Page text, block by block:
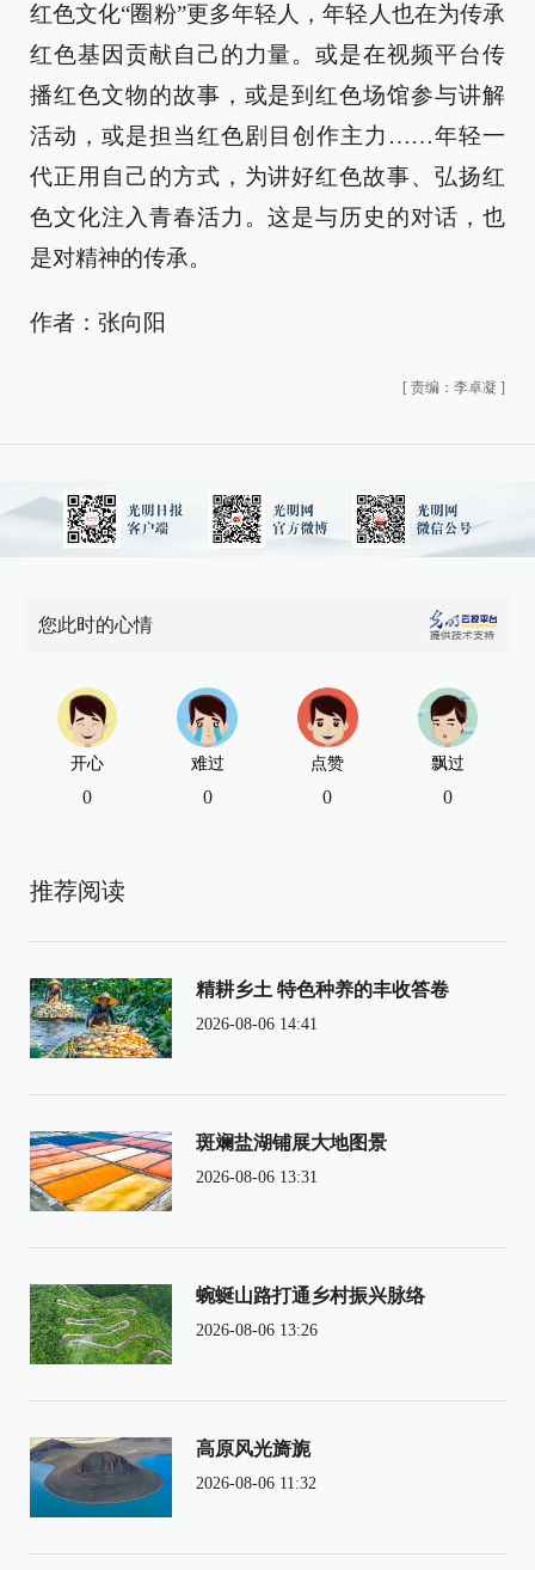
红色文化“圈粉”更多年轻人，年轻人也在为传承
红色基因贡献自己的力量。或是在视频平台传
播红色文物的故事，或是到红色场馆参与讲解
活动，或是担当红色剧目创作主力……年轻一
代正用自己的方式，为讲好红色故事、弘扬红
色文化注入青春活力。这是与历史的对话，也
是对精神的传承。
作者：张向阳
[ 责编：李卓凝 ]
您此时的心情
开心
0
难过
0
点赞
0
飘过
0
推荐阅读
精耕乡土 特色种养的丰收答卷
2026-08-06 14:41
斑斓盐湖铺展大地图景
2026-08-06 13:31
蜿蜒山路打通乡村振兴脉络
2026-08-06 13:26
高原风光旖旎
2026-08-06 11:32